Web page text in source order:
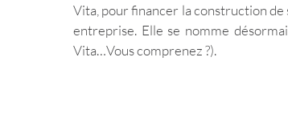
Vita, pour financer la construction
entreprise. Elle se nomme
Vita…Vous comprenez ?).